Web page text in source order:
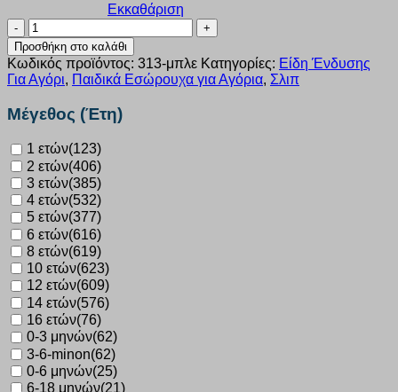
Εκκαθάριση
Σλιπ
Nina
Club
μπλε
αγόρι
313
ποσότητα
Προσθήκη στο καλάθι
Κωδικός προϊόντος: 313-μπλε Κατηγορίες: Είδη Ένδυσης
Για Αγόρι, Παιδικά Εσώρουχα για Αγόρια, Σλιπ
Μέγεθος (Έτη)
1 ετών(123)
2 ετών(406)
3 ετών(385)
4 ετών(532)
5 ετών(377)
6 ετών(616)
8 ετών(619)
10 ετών(623)
12 ετών(609)
14 ετών(576)
16 ετών(76)
0-3 μηνών(62)
3-6-minon(62)
0-6 μηνών(25)
6-18 μηνών(21)